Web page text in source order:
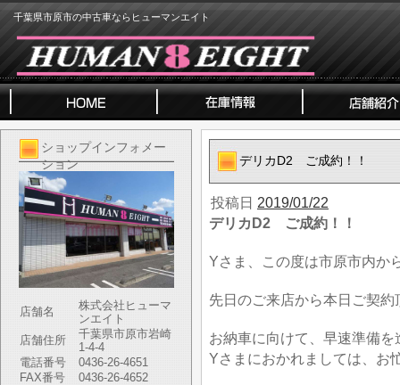
千葉県市原市の中古車ならヒューマンエイト
ショップインフォメー
ション
店舗名
株式会社ヒューマ
ンエイト
店舗住所
千葉県市原市岩崎
1-4-4
電話番号
0436-26-4651
FAX番号
0436-26-4652
デリカD2 ご成約！！
投稿日 2019/01/22
デリカD2 ご成約！！
Yさま、この度は市原市内か
先日のご来店から本日ご契
お納車に向けて、早速準備
Yさまにおかれましては、お